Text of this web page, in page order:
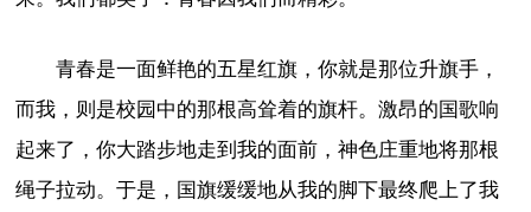
青春是一面鲜艳的五星红旗，你就是那位升旗手，
而我，则是校园中的那根高耸着的旗杆。激昂的国歌响
起来了，你大踏步地走到我的面前，神色庄重地将那根
绳子拉动。于是，国旗缓缓地从我的脚下最终爬上了我